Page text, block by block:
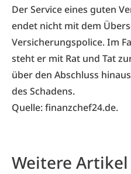
Der Service eines guten
endet nicht mit dem
Versicherungspolice. Im
steht er mit Rat und Tat
über den Abschluss
des Schadens.
Quelle:finanzchef24.de.
Weitere Artikel